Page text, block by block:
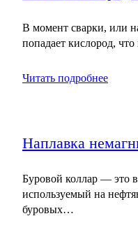
В момент сварки, или
попадает кислород,
Читать подробнее
Наплавка
Буровой коллар — это
используемый на
буровых…